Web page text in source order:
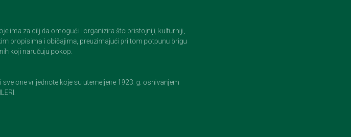
ima za cilj da omogući i organizira što pristojniji, kulturniji,
propisima i običajima, preuzimajući pri tom potpunu brigu
koji naručuju pokop.
one vrijednote koje su utemeljene 1923. g. osnivanjem